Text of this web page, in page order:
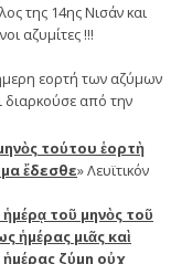
της 14ης Νισάν και
αζυμίτες !!!
εορτή των αζύμων
διαρκούσε από την
τούτου ἑορτὴ
ἔδεσθε» Λευϊτικόν
τοῦ μηνὸς τοῦ
ἡμέρας μιᾶς καὶ
ζύμη οὐχ